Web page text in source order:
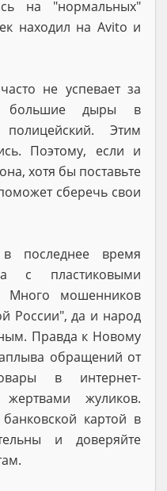
на "нормальных"
находил на Аvito и
не успевает за
большие дыры в
полицейский. Этим
Поэтому, если и
хотя бы поставьте
сберечь свои
последнее время
с пластиковыми
Много мошенников
России", да и народ
Правда к Новому
обращений от
в интернет-
жуликов.
картой в
и доверяйте